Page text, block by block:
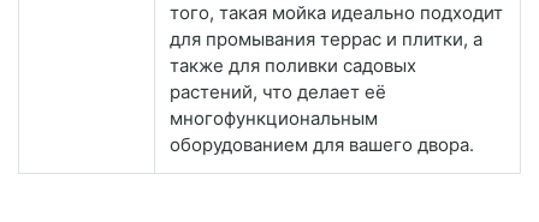
того, такая мойка идеально подходит
для промывания террас и плитки, а
также для поливки садовых
растений, что делает её
многофункциональным
оборудованием для вашего двора.